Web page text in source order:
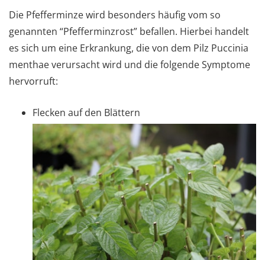
Die Pfefferminze wird besonders häufig vom so
genannten “Pfefferminzrost” befallen. Hierbei handelt
es sich um eine Erkrankung, die von dem Pilz Puccinia
menthae verursacht wird und die folgende Symptome
hervorruft:
Flecken auf den Blättern